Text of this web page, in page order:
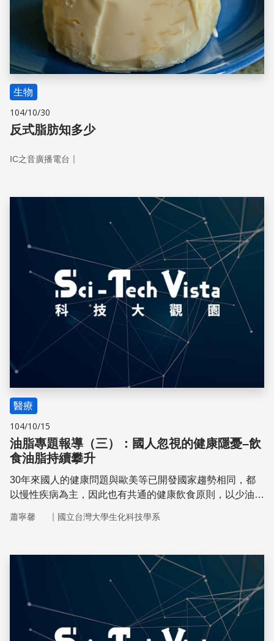
生物
104/10/30
反式脂肪知多少
IC之音廣播電台 ｜
儲存
醫療
104/10/15
油脂專題報導（三）：國人忽視的健康隱憂–飲
食油脂持續攀升
30年來國人的健康問題與歐美等已開發國家趨勢相同，都
以慢性疾病為主，因此也有共通的健康飲食原則，以少油為
蕭寧馨 ｜ 國立台灣大學生化科技學系
儲存